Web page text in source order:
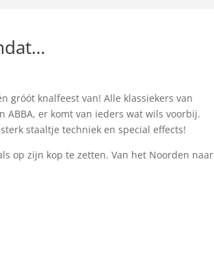
gróót knalfeest van! Alle klassiekers van
ABBA, er komt van ieders wat wils voorbij.
staaltje techniek en special effects!
op zijn kop te zetten. Van het Noorden naar